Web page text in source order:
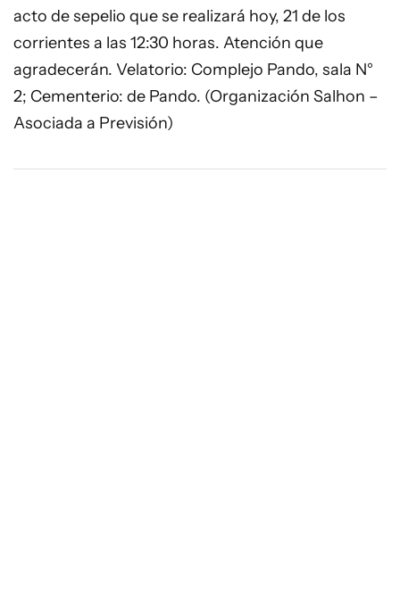
acto de sepelio que se realizará hoy, 21 de los
corrientes a las 12:30 horas. Atención que
agradecerán. Velatorio: Complejo Pando, sala N°
2; Cementerio: de Pando. (Organización Salhon –
Asociada a Previsión)